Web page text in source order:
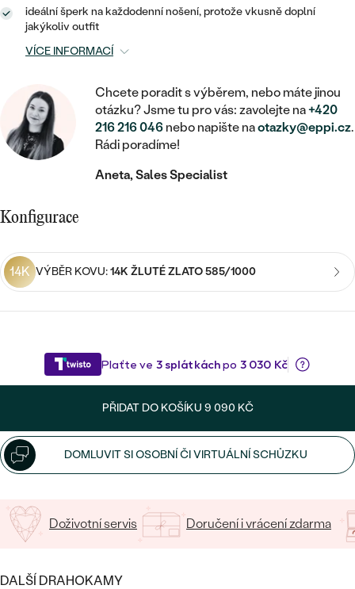
RUČNĚ RYTÉ
S VÝPLNÍ
SVATEBNÍ SETY
DLE CENY
CENOVĚ DOSTUPNÉ
LUXUSNÍ
Nejprodávanější
snubní prsteny
PROHLÉDNOUT
ZAČÍT S LAB-GROWN DIAMANTEM
ZAČÍT S BAREVNÝM DIAMANTEM
DLE DRAHOKAMU
DIAMANT
LAB-GROWN DIAMANT
MOISSANIT
BAREVNÝ DIAMANT
ČERNÝ DIAMANT
DRAHOKAM
ZLATO
STŘÍBRO
DĚTSKÉ ŠPERKY
DOPLŇKY
DLE MATERIÁLU
STŘÍBRO
PLATINA
DLE KAMENE
S DIAMANTY
S DRAHOKAMY
S PERLAMI
DLE STYLU
PERSONALIZOVANÉ
SYMBOLICKÉ
DĚTSKÉ
PIERCING
DLE KAMENE
S DIAMANTY
S DRAHOKAMY
S PERLAMI
DLE CENY
CENOVĚ DOSTUPNÉ
MEDAILONKY
VE TVARU SRDCE
SE ZVÍŘATY
S DIAMANTY
S DRAHOKAMY
DLE CENY
CENOVĚ DOSTUPNÉ
STATEMENT
PERSONALIZOVANÉ
S PERLAMI
CENOVĚ DOSTUPNÉ
ideální šperk na každodenní nošení, protože vkusně doplní
jakýkoliv outfit
VÍCE INFORMACÍ
Chcete poradit s výběrem, nebo máte jinou
otázku? Jsme tu pro vás: zavolejte na+420
216 216 046 nebo napište naotazky@eppi.cz.
Rádi poradíme!
Aneta, Sales Specialist
Konfigurace
14K VÝBĚR KOVU:14K ŽLUTÉ ZLATO 585/1000
PŘIDAT DO KOŠÍKU 9 090 KČ
DOMLUVIT SI OSOBNÍ ČI VIRTUÁLNÍ SCHŮZKU
Doživotní servis Doručení i vrácení zdarma
DALŠÍ DRAHOKAMY